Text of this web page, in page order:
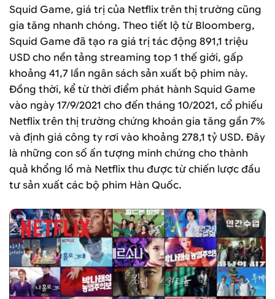
Squid Game, giá trị của Netflix trên thị trường cũng
gia tăng nhanh chóng. Theo tiết lộ từ Bloomberg,
Squid Game đã tạo ra giá trị tác động 891,1 triệu
USD cho nền tảng streaming top 1 thế giới, gấp
khoảng 41,7 lần ngân sách sản xuất bộ phim này.
Đồng thời, kể từ thời điểm phát hành Squid Game
vào ngày 17/9/2021 cho đến tháng 10/2021, cổ phiếu
Netflix trên thị trường chứng khoán gia tăng gần 7%
và định giá công ty rơi vào khoảng 278,1 tỷ USD. Đây
là những con số ấn tượng minh chứng cho thành
quả khổng lồ mà Netflix thu được từ chiến lược đầu
tư sản xuất các bộ phim Hàn Quốc.